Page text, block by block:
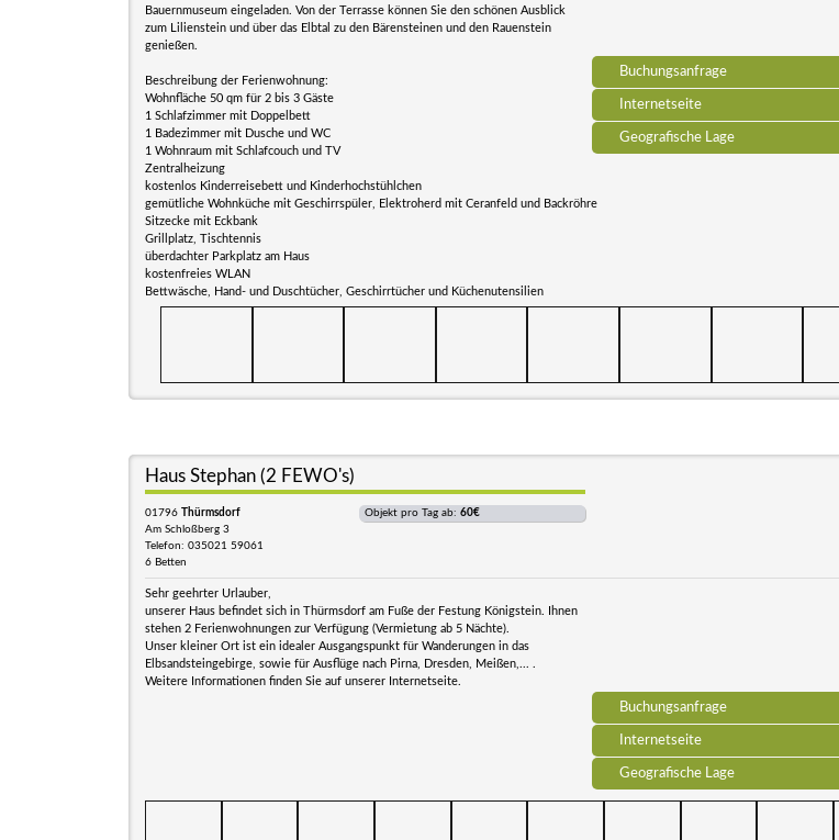
Buchungsanfrage
Internetseite
Geografische Lage
Bauernmuseum eingeladen. Von der Terrasse können Sie den schönen Ausblick
zum Lilienstein und über das Elbtal zu den Bärensteinen und den Rauenstein
genießen.
Beschreibung der Ferienwohnung:
Wohnfläche 50 qm für 2 bis 3 Gäste
1 Schlafzimmer mit Doppelbett
1 Badezimmer mit Dusche und WC
1 Wohnraum mit Schlafcouch und TV
Zentralheizung
kostenlos Kinderreisebett und Kinderhochstühlchen
gemütliche Wohnküche mit Geschirrspüler, Elektroherd mit Ceranfeld und Backröhre
Sitzecke mit Eckbank
Grillplatz, Tischtennis
überdachter Parkplatz am Haus
kostenfreies WLAN
Bettwäsche, Hand- und Duschtücher, Geschirrtücher und Küchenutensilien
Buchungsanfrage
Internetseite
Geografische Lage
Haus Stephan (2 FEWO's)
01796
Thürmsdorf
Am Schloßberg 3
Telefon: 035021 59061
6 Betten
Objekt pro Tag ab: 60€
Sehr geehrter Urlauber,
unserer Haus befindet sich in Thürmsdorf am Fuße der Festung Königstein. Ihnen
stehen 2 Ferienwohnungen zur Verfügung (Vermietung ab 5 Nächte).
Unser kleiner Ort ist ein idealer Ausgangspunkt für Wanderungen in das
Elbsandsteingebirge, sowie für Ausflüge nach Pirna, Dresden, Meißen,... .
Weitere Informationen finden Sie auf unserer Internetseite.